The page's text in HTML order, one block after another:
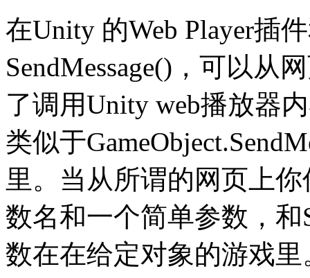
在Unity 的Web Player插
SendMessage()，可以从
了调用Unity web播放器
类似于
里。当从所谓的网页上
数名和一个简单参数，和
数在在给定对象的游戏里